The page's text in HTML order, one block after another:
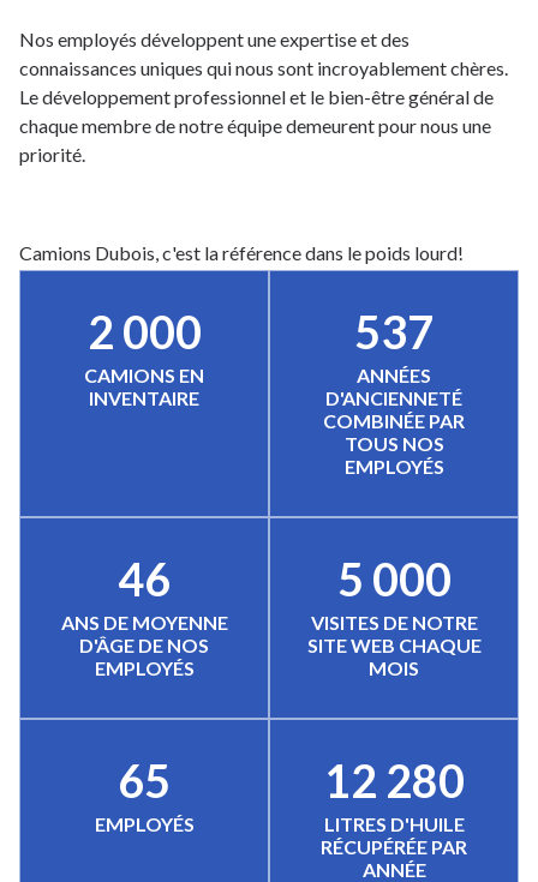
Nos employés développent une expertise et des
connaissances uniques qui nous sont incroyablement chères.
Le développement professionnel et le bien-être général de
chaque membre de notre équipe demeurent pour nous une
priorité.
Camions Dubois, c'est la référence dans le poids lourd!
2 000
CAMIONS EN
INVENTAIRE
537
ANNÉES
D'ANCIENNETÉ
COMBINÉE PAR
TOUS NOS
EMPLOYÉS
46
ANS DE MOYENNE
D'ÂGE DE NOS
EMPLOYÉS
5 000
VISITES DE NOTRE
SITE WEB CHAQUE
MOIS
65
EMPLOYÉS
12 280
LITRES D'HUILE
RÉCUPÉRÉE PAR
ANNÉE